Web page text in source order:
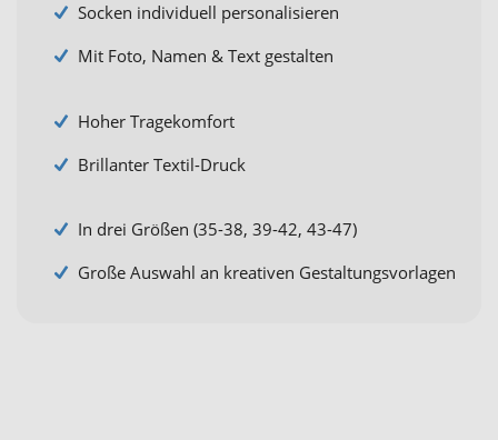
Socken individuell personalisieren
Mit Foto, Namen & Text gestalten
Hoher Tragekomfort
Brillanter Textil-Druck
In drei Größen (35-38, 39-42, 43-47)
Große Auswahl an kreativen Gestaltungsvorlagen